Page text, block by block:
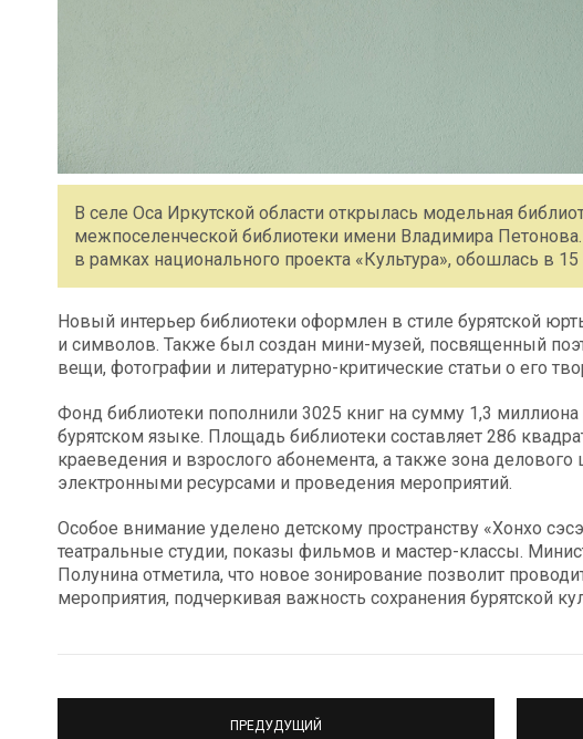
В селе Оса Иркутской области открылась модельная
межпоселенческой библиотеки имени Владимира
в рамках национального проекта «Культура», обошлась в
Новый интерьер библиотеки оформлен в стиле бурятской
и символов. Также был создан мини-музей, посвященный
вещи, фотографии и литературно-критические статьи о его
Фонд библиотеки пополнили 3025 книг на сумму 1,3
бурятском языке. Площадь библиотеки составляет 286
краеведения и взрослого абонемента, а также зона делового
электронными ресурсами и проведения мероприятий.
Особое внимание уделено детскому пространству «Хонхо
театральные студии, показы фильмов и мастер-классы.
Полунина отметила, что новое зонирование позволит
мероприятия, подчеркивая важность сохранения бурятской
ПРЕДУДУЩИЙ